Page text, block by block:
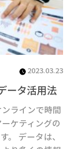
2023.03.23
ータ活用法
ラインで時間
ケティングの
。 データは、